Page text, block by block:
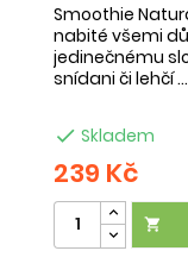
Smoothie
nabité všemi
jedinečnému
snídani či lehčí ...
 Skladem
239 Kč
